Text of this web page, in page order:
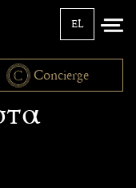
EL
Concierge